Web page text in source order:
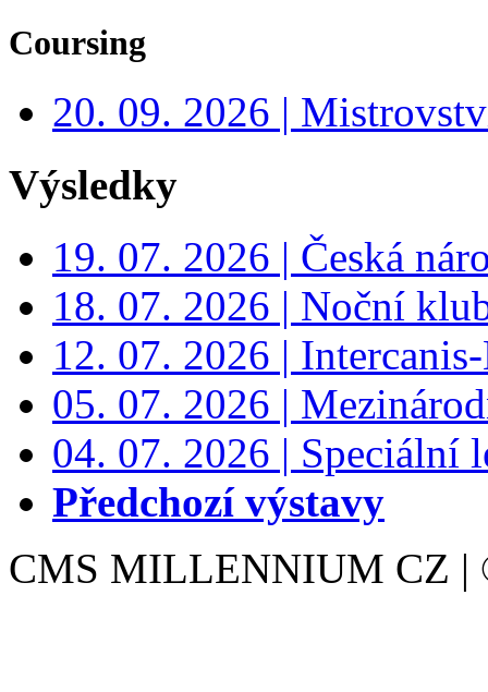
Coursing
20. 09. 2026 |
Výsledky
19. 07. 2026 | Česká
18. 07. 2026 | Noční
12. 07. 2026 |
05. 07. 2026 |
04. 07. 2026 | Speciální
Předchozí výstavy
CMS MILLENNIUM CZ |